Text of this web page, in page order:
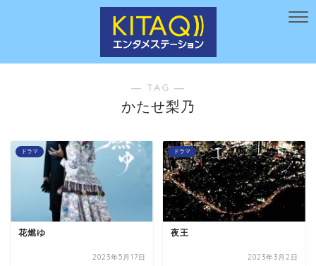
― TAG ―
かたせ梨乃
ドラマ
花燃ゆ
2023年5月17日
ドラマ
夜王
2023年3月2日